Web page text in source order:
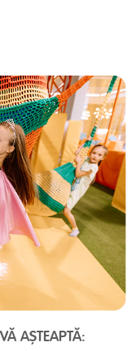
VĂ AȘTEAPTĂ: